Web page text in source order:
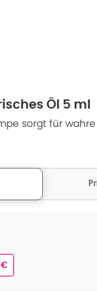
Öl 5 ml
sorgt für
€